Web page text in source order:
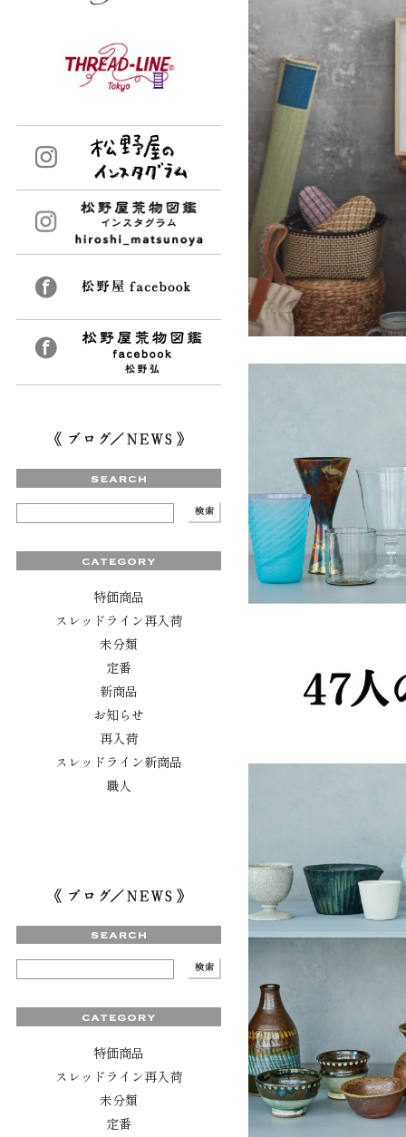
特価商品
スレッドライン再入荷
未分類
定番
新商品
お知らせ
再入荷
スレッドライン新商品
職人
特価商品
スレッドライン再入荷
未分類
定番